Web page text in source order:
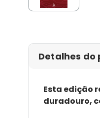
Detalhes do
Esta edição
duradouro,